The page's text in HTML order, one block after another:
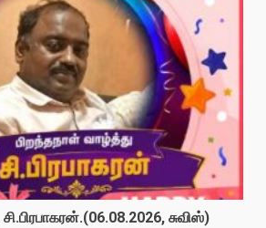
சுவிஸ்)